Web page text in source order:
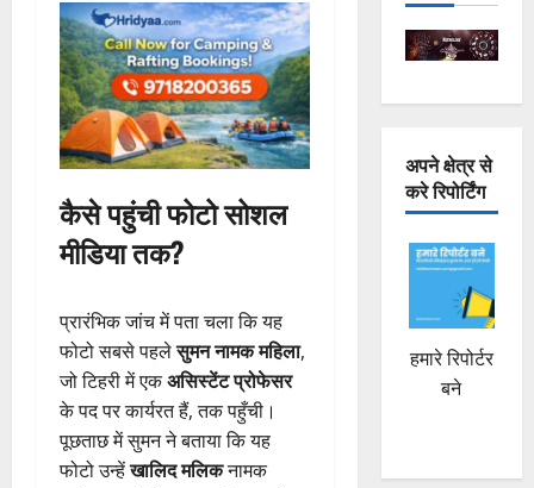
कैसे पहुंची फोटो सोशल
मीडिया तक?
प्रारंभिक जांच में पता चला कि यह
फोटो सबसे पहलेसुमन नामक महिला,
जो टिहरी में एकअसिस्टेंट प्रोफेसर
के पद पर कार्यरत हैं, तक पहुँची।
पूछताछ में सुमन ने बताया कि यह
फोटो उन्हेंखालिद मलिकनामक
अपने क्षेत्र से
करे रिपोर्टिंग
हमारे रिपोर्टर
बने